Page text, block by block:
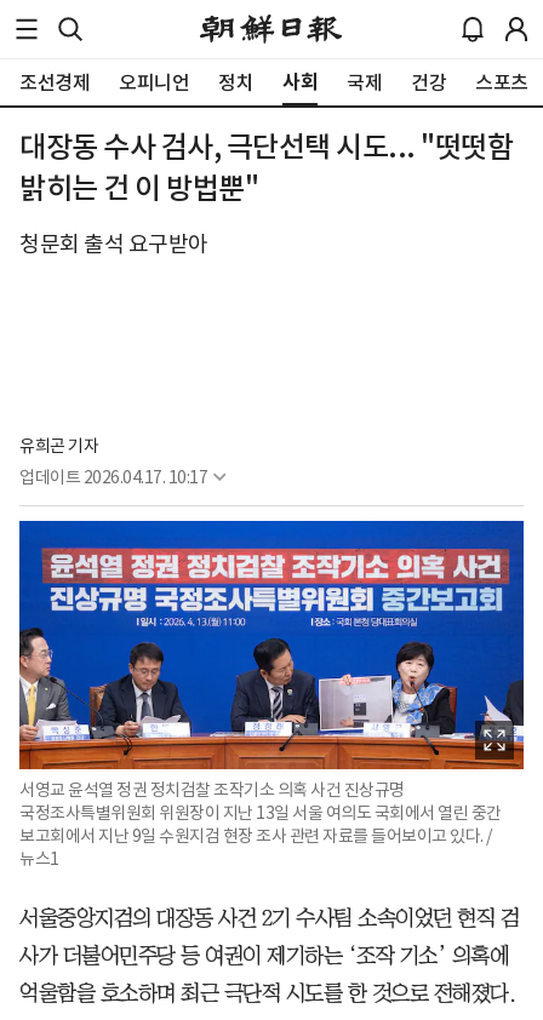
조선경제 오피니언 정치 사회 국제 건강 스포츠
대장동 수사 검사, 극단선택 시도... "떳떳함
밝히는 건 이 방법뿐"
청문회 출석 요구받아
유희곤 기자
업데이트 2026.04.17. 10:17
서영교 윤석열 정권 정치검찰 조작기소 의혹 사건 진상규명
국정조사특별위원회 위원장이 지난 13일 서울 여의도 국회에서 열린 중간
보고회에서 지난 9일 수원지검 현장 조사 관련 자료를 들어보이고 있다. /
뉴스1
서울중앙지검의 대장동 사건 2기 수사팀 소속이었던 현직 검
사가 더불어민주당 등 여권이 제기하는 ‘조작 기소’ 의혹에
억울함을 호소하며 최근 극단적 시도를 한 것으로 전해졌다.